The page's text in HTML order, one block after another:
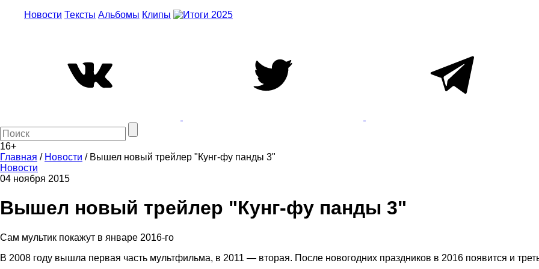
Новости Тексты Альбомы Клипы
16+
Главная / Новости / Вышел новый трейлер "Кунг-фу панды 3"
Новости
04 ноября 2015
Вышел новый трейлер "Кунг-фу панды 3"
Сам мультик покажут в январе 2016-го
В 2008 году вышла первая часть мультфильма, в 2011 — вторая. После новогодних праздников в 2016 появится и